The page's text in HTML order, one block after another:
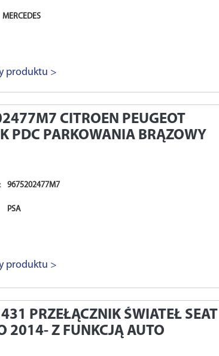
MERCEDES
produktu >
CITROEN PEUGEOT
PDC PARKOWANIA BRĄZOWY
9675202477M7
PSA
produktu >
PRZEŁĄCZNIK ŚWIATEŁ SEAT
2014- Z FUNKCJĄ AUTO